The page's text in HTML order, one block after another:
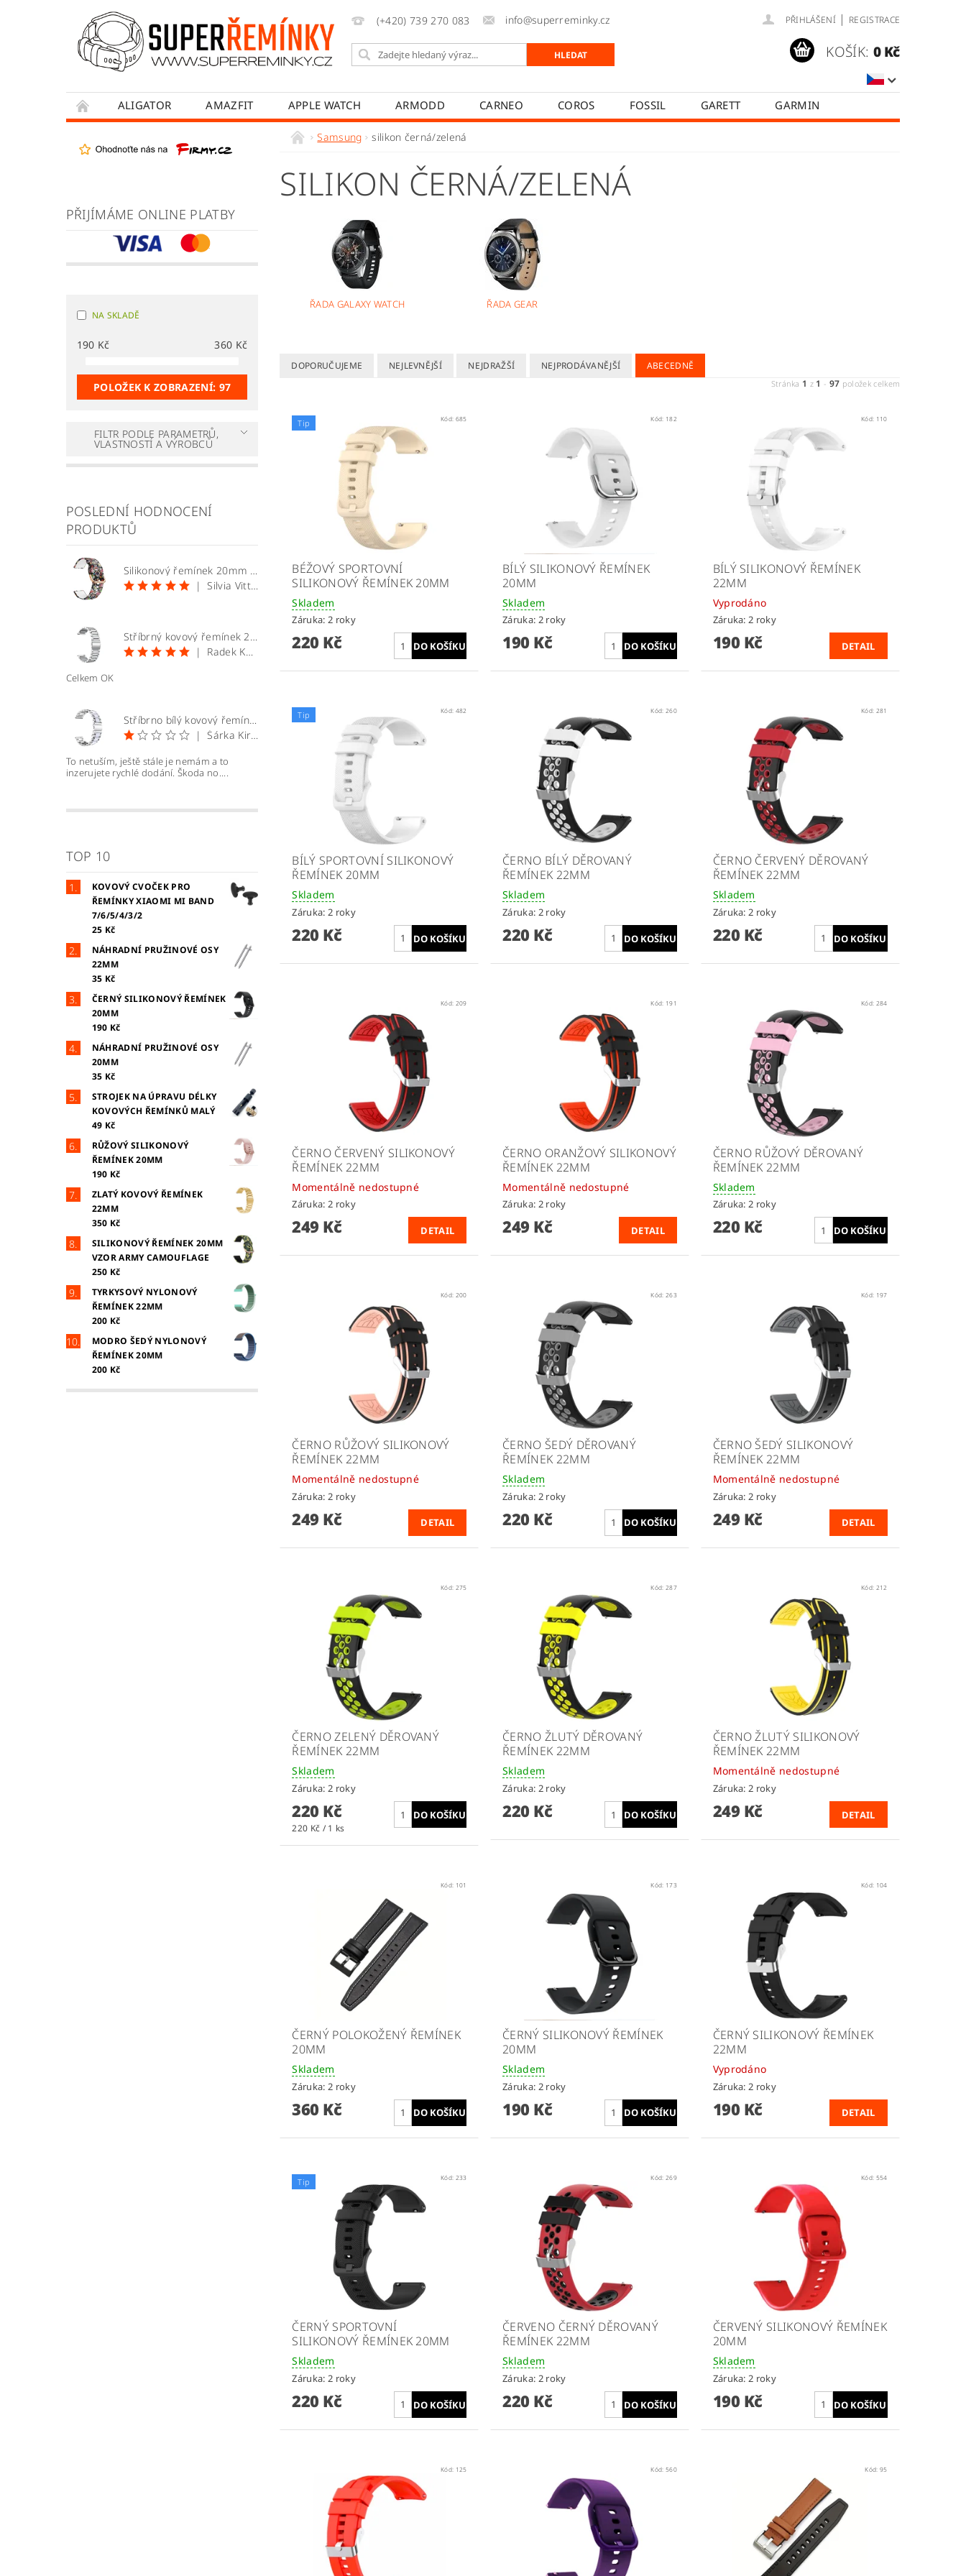
(+420) 739 270 083 info@superreminky.cz PŘIHLÁŠENÍ | REGISTRACE
KOŠÍK: 0 Kč
ALIGATOR AMAZFIT APPLE WATCH ARMODD CARNEO COROS FOSSIL GARETT
GARMIN
MYKRONOZ NEOGO
WITHINGS
WOWME
JAK NAKUPOVAT JAK REKLAMOVAT JAK ODSTOUPIT OD SMLOUVY
PŘIJÍMÁME ONLINE PLATBY
NA SKLADĚ
190 Kč 360 Kč
POLOŽEK K ZOBRAZENÍ: 97
FILTR PODLE PARAMETRŮ,
VLASTNOSTÍ A VÝROBCŮ
POSLEDNÍ HODNOCENÍ
PRODUKTŮ
Silikonový řemínek 20mm vzor lebky
|
Silvia Vittekova
Stříbrný kovový řemínek 20mm
|
Radek Kopecký
Celkem OK
Stříbrno bílý kovový řemínek 22mm
|
Šárka Kirchnerová
To netuším, ještě stále je nemám a to
inzerujete rychlé dodání. Škoda no....
TOP 10
KOVOVÝ CVOČEK PRO
ŘEMÍNKY XIAOMI MI BAND
7/6/5/4/3/2
25 Kč
NÁHRADNÍ PRUŽINOVÉ OSY
22MM
35 Kč
ČERNÝ SILIKONOVÝ ŘEMÍNEK
20MM
190 Kč
NÁHRADNÍ PRUŽINOVÉ OSY
20MM
35 Kč
STROJEK NA ÚPRAVU DÉLKY
KOVOVÝCH ŘEMÍNKŮ MALÝ
49 Kč
RŮŽOVÝ SILIKONOVÝ
ŘEMÍNEK 20MM
190 Kč
ZLATÝ KOVOVÝ ŘEMÍNEK
22MM
350 Kč
SILIKONOVÝ ŘEMÍNEK 20MM
VZOR ARMY CAMOUFLAGE
250 Kč
TYRKYSOVÝ NYLONOVÝ
ŘEMÍNEK 22MM
200 Kč
MODRO ŠEDÝ NYLONOVÝ
ŘEMÍNEK 20MM
200 Kč
Samsung silikon černá/zelená
SILIKON ČERNÁ/ZELENÁ
ŘADA GALAXY WATCH ŘADA GEAR
DOPORUČUJEME NEJLEVNĚJŠÍ NEJDRAŽŠÍ NEJPRODÁVANĚJŠÍ ABECEDNĚ
Stránka 1 z 1 - 97 položek celkem
Tip Kód: 685
BÉŽOVÝ SPORTOVNÍ
SILIKONOVÝ ŘEMÍNEK 20MM
Skladem
Záruka: 2 roky
220 Kč
Kód: 182
BÍLÝ SILIKONOVÝ ŘEMÍNEK
20MM
Skladem
Záruka: 2 roky
190 Kč
Kód: 110
BÍLÝ SILIKONOVÝ ŘEMÍNEK
22MM
Vyprodáno
Záruka: 2 roky
190 Kč DETAIL
Tip Kód: 482
BÍLÝ SPORTOVNÍ SILIKONOVÝ
ŘEMÍNEK 20MM
Skladem
Záruka: 2 roky
220 Kč
Kód:260
ČERNO BÍLÝ DĚROVANÝ
ŘEMÍNEK 22MM
Skladem
Záruka: 2 roky
220 Kč
Kód: 281
ČERNO ČERVENÝ DĚROVANÝ
ŘEMÍNEK 22MM
Skladem
Záruka: 2 roky
220 Kč
Kód: 209
ČERNO ČERVENÝ SILIKONOVÝ
ŘEMÍNEK 22MM
Momentálně nedostupné
Záruka: 2 roky
249 Kč DETAIL
Kód: 191
ČERNO ORANŽOVÝ SILIKONOVÝ
ŘEMÍNEK 22MM
Momentálně nedostupné
Záruka: 2 roky
249 Kč DETAIL
Kód: 284
ČERNO RŮŽOVÝ DĚROVANÝ
ŘEMÍNEK 22MM
Skladem
Záruka: 2 roky
220 Kč
Kód: 200
ČERNO RŮŽOVÝ SILIKONOVÝ
ŘEMÍNEK 22MM
Momentálně nedostupné
Záruka: 2 roky
249 Kč DETAIL
Kód:263
ČERNO ŠEDÝ DĚROVANÝ
ŘEMÍNEK 22MM
Skladem
Záruka: 2 roky
220 Kč
Kód: 197
ČERNO ŠEDÝ SILIKONOVÝ
ŘEMÍNEK 22MM
Momentálně nedostupné
Záruka: 2 roky
249 Kč DETAIL
Kód: 275
ČERNO ZELENÝ DĚROVANÝ
ŘEMÍNEK 22MM
Skladem
Záruka: 2 roky
220 Kč
220 Kč / 1 ks
Kód:287
ČERNO ŽLUTÝ DĚROVANÝ
ŘEMÍNEK 22MM
Skladem
Záruka: 2 roky
220 Kč
Kód: 212
ČERNO ŽLUTÝ SILIKONOVÝ
ŘEMÍNEK 22MM
Momentálně nedostupné
Záruka: 2 roky
249 Kč DETAIL
Kód: 101
ČERNÝ POLOKOŽENÝ ŘEMÍNEK
20MM
Skladem
Záruka: 2 roky
360 Kč
Kód: 173
ČERNÝ SILIKONOVÝ ŘEMÍNEK
20MM
Skladem
Záruka: 2 roky
190 Kč
Kód: 104
ČERNÝ SILIKONOVÝ ŘEMÍNEK
22MM
Vyprodáno
Záruka: 2 roky
190 Kč DETAIL
Tip Kód: 233
ČERNÝ SPORTOVNÍ
SILIKONOVÝ ŘEMÍNEK 20MM
Skladem
Záruka: 2 roky
220 Kč
Kód:269
ČERVENO ČERNÝ DĚROVANÝ
ŘEMÍNEK 22MM
Skladem
Záruka: 2 roky
220 Kč
Kód: 554
ČERVENÝ SILIKONOVÝ ŘEMÍNEK
20MM
Skladem
Záruka: 2 roky
190 Kč
Kód: 125 Kód:560 Kód: 95